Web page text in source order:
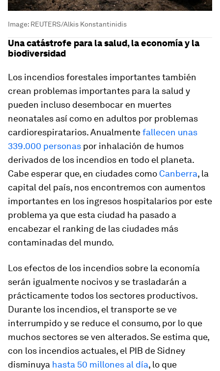
Image: REUTERS/Alkis Konstantinidis
Una catástrofe para la salud, la economía y la
biodiversidad
Los incendios forestales importantes también
crean problemas importantes para la salud y
pueden incluso desembocar en muertes
neonatales así como en adultos por problemas
cardiorespiratarios. Anualmentefallecen unas
339.000 personas por inhalación de humos
derivados de los incendios en todo el planeta.
Cabe esperar que, en ciudades como Canberra, la
capital del país, nos encontremos con aumentos
importantes en los ingresos hospitalarios por este
problema ya que esta ciudad ha pasado a
encabezar el ranking de las ciudades más
contaminadas del mundo.
Los efectos de los incendios sobre la economía
serán igualmente nocivos y se trasladarán a
prácticamente todos los sectores productivos.
Durante los incendios, el transporte se ve
interrumpido y se reduce el consumo, por lo que
muchos sectores se ven alterados. Se estima que,
con los incendios actuales, el PIB de Sidney
disminuya hasta 50 millones al día, lo que